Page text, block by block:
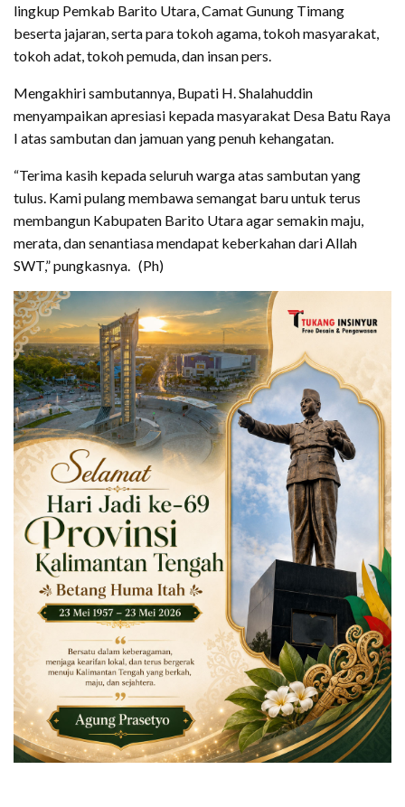
lingkup Pemkab Barito Utara, Camat Gunung Timang
beserta jajaran, serta para tokoh agama, tokoh masyarakat,
tokoh adat, tokoh pemuda, dan insan pers.
Mengakhiri sambutannya, Bupati H. Shalahuddin
menyampaikan apresiasi kepada masyarakat Desa Batu Raya
I atas sambutan dan jamuan yang penuh kehangatan.
“Terima kasih kepada seluruh warga atas sambutan yang
tulus. Kami pulang membawa semangat baru untuk terus
membangun Kabupaten Barito Utara agar semakin maju,
merata, dan senantiasa mendapat keberkahan dari Allah
SWT,” pungkasnya. (Ph)